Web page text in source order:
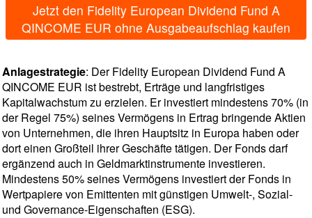
Jetzt den Fidelity European Dividend Fund A
QINCOME EUR ohne Ausgabeaufschlag kaufen
Anlagestrategie: Der Fidelity European Dividend Fund A
QINCOME EUR ist bestrebt, Erträge und langfristiges
Kapitalwachstum zu erzielen. Er investiert mindestens 70% (in
der Regel 75%) seines Vermögens in Ertrag bringende Aktien
von Unternehmen, die ihren Hauptsitz in Europa haben oder
dort einen Großteil ihrer Geschäfte tätigen. Der Fonds darf
ergänzend auch in Geldmarktinstrumente investieren.
Mindestens 50% seines Vermögens investiert der Fonds in
Wertpapiere von Emittenten mit günstigen Umwelt-, Sozial-
und Governance-Eigenschaften (ESG).